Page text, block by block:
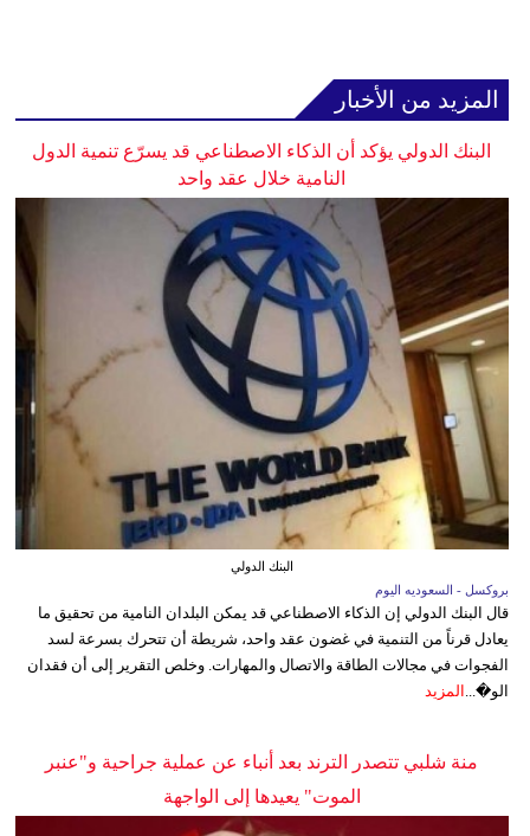
المزيد من الأخبار
البنك الدولي يؤكد أن الذكاء الاصطناعي قد يسرّع تنمية الدول
النامية خلال عقد واحد
البنك الدولي
بروكسل - السعوديه اليوم
قال البنك الدولي إن الذكاء الاصطناعي قد يمكن البلدان النامية من تحقيق ما
يعادل قرناً من التنمية في غضون عقد واحد، شريطة أن تتحرك بسرعة لسد
الفجوات في مجالات الطاقة والاتصال والمهارات. وخلص التقرير إلى أن فقدان
الو�... المزيد
منة شلبي تتصدر الترند بعد أنباء عن عملية جراحية و"عنبر
الموت" يعيدها إلى الواجهة